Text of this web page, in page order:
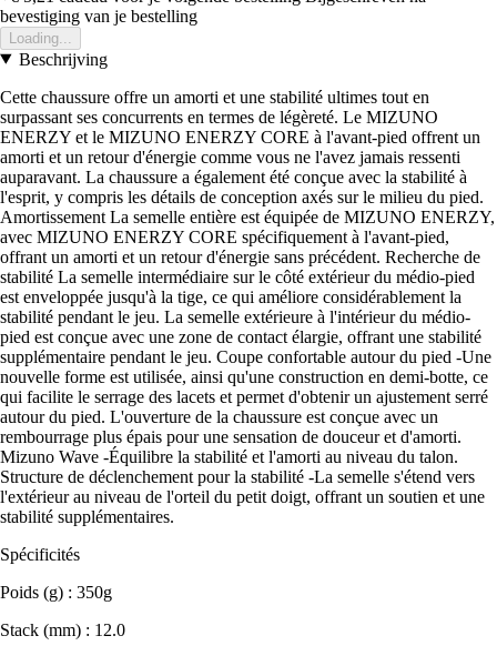
bevestiging van je bestelling
Loading...
Beschrijving
Cette chaussure offre un amorti et une stabilité ultimes tout en
surpassant ses concurrents en termes de légèreté. Le MIZUNO
ENERZY et le MIZUNO ENERZY CORE à l'avant-pied offrent un
amorti et un retour d'énergie comme vous ne l'avez jamais ressenti
auparavant. La chaussure a également été conçue avec la stabilité à
l'esprit, y compris les détails de conception axés sur le milieu du pied.
Amortissement La semelle entière est équipée de MIZUNO ENERZY,
avec MIZUNO ENERZY CORE spécifiquement à l'avant-pied,
offrant un amorti et un retour d'énergie sans précédent. Recherche de
stabilité La semelle intermédiaire sur le côté extérieur du médio-pied
est enveloppée jusqu'à la tige, ce qui améliore considérablement la
stabilité pendant le jeu. La semelle extérieure à l'intérieur du médio-
pied est conçue avec une zone de contact élargie, offrant une stabilité
supplémentaire pendant le jeu. Coupe confortable autour du pied -Une
nouvelle forme est utilisée, ainsi qu'une construction en demi-botte, ce
qui facilite le serrage des lacets et permet d'obtenir un ajustement serré
autour du pied. L'ouverture de la chaussure est conçue avec un
rembourrage plus épais pour une sensation de douceur et d'amorti.
Mizuno Wave -Équilibre la stabilité et l'amorti au niveau du talon.
Structure de déclenchement pour la stabilité -La semelle s'étend vers
l'extérieur au niveau de l'orteil du petit doigt, offrant un soutien et une
stabilité supplémentaires.
Spécificités
Poids (g) : 350g
Stack (mm) : 12.0